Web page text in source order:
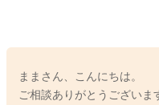
ままさん、こんにちは。
ご相談ありがとうございま